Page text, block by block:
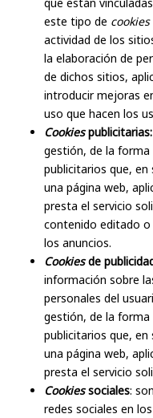
este tipo de cookies
actividad de los
la elaboración de
de dichos sitios,
introducir mejoras
uso que hacen los
Cookies publicitarias:
gestión, de la forma
publicitarios que, en
una página web,
presta el servicio
contenido editado o
los anuncios.
Cookiesde
información sobre
personales del
gestión, de la forma
publicitarios que, en
una página web,
presta el servicio
Cookiessociales:
redes sociales en